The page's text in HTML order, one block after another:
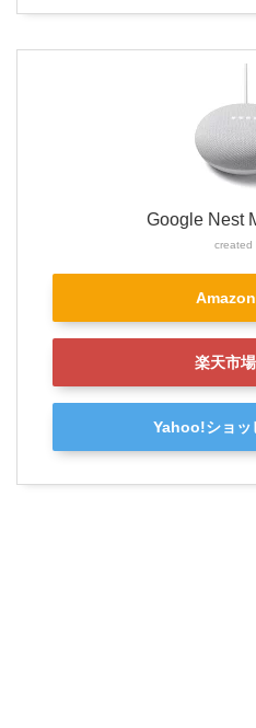
Google Nest
created
楽天市
Yahoo!ショッ